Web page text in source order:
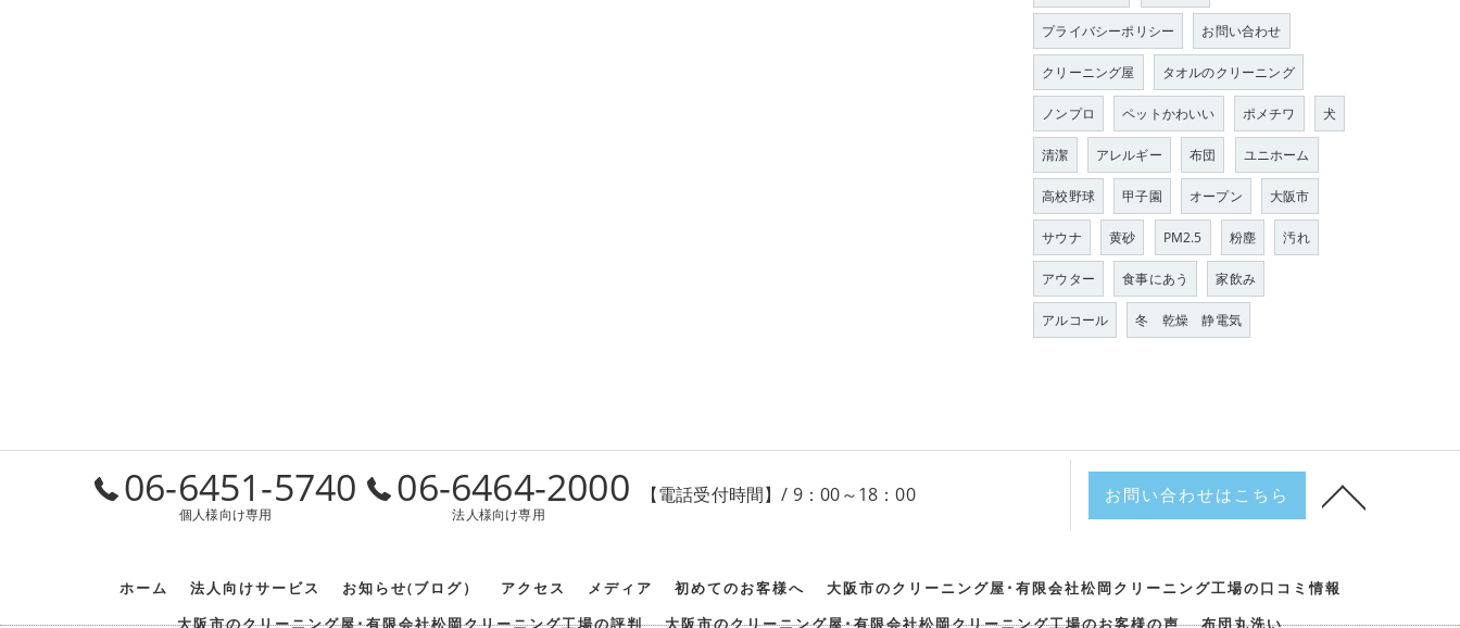
プライバシーポリシー お問い合わせ
クリーニング屋 タオルのクリーニング
ノンプロ ペットかわいい ポメチワ 犬
清潔 アレルギー 布団 ユニホーム
高校野球 甲子園 オープン 大阪市
サウナ 黄砂 PM2.5 粉塵 汚れ
アウター 食事にあう 家飲み
アルコール 冬 乾燥 静電気
06-6451-5740
個人様向け専用
06-6464-2000
法人様向け専用
【電話受付時間】/ 9：00～18：00 お問い合わせはこちら
ホーム 法人向けサービス お知らせ(ブログ） アクセス メディア 初めてのお客様へ
大阪市のクリーニング屋･有限会社松岡クリーニング工場の口コミ情報
大阪市のクリーニング屋･有限会社松岡クリーニング工場の評判
大阪市のクリーニング屋･有限会社松岡クリーニング工場のお客様の声 布団丸洗い